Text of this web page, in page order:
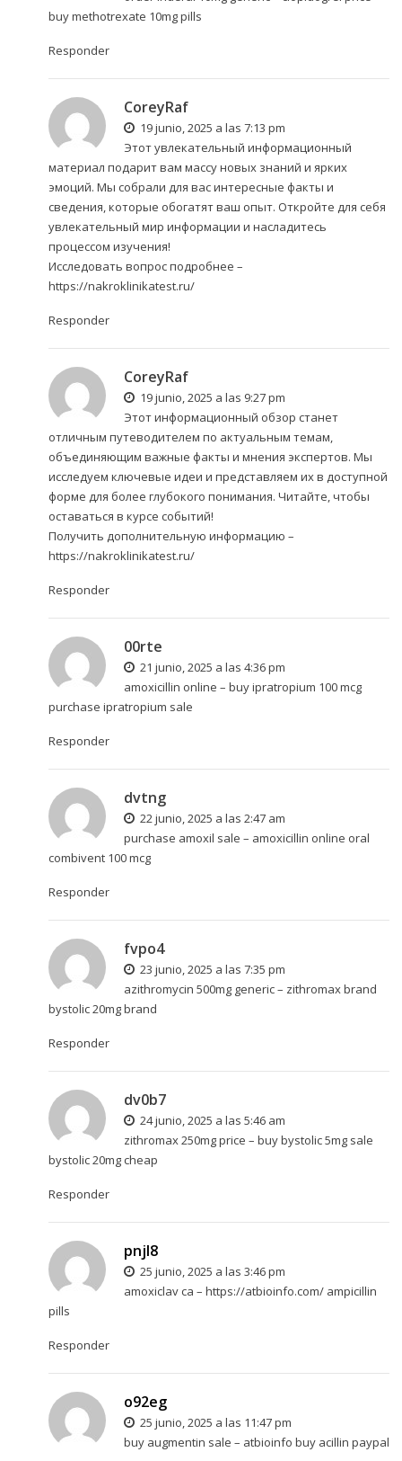
buy methotrexate 10mg pills
Responder
CoreyRaf
19 junio, 2025 a las 7:13 pm
Этот увлекательный информационный
материал подарит вам массу новых знаний и ярких
эмоций. Мы собрали для вас интересные факты и
сведения, которые обогатят ваш опыт. Откройте для себя
увлекательный мир информации и насладитесь
процессом изучения!
Исследовать вопрос подробнее –
https://nakroklinikatest.ru/
Responder
CoreyRaf
19 junio, 2025 a las 9:27 pm
Этот информационный обзор станет
отличным путеводителем по актуальным темам,
объединяющим важные факты и мнения экспертов. Мы
исследуем ключевые идеи и представляем их в доступной
форме для более глубокого понимания. Читайте, чтобы
оставаться в курсе событий!
Получить дополнительную информацию –
https://nakroklinikatest.ru/
Responder
00rte
21 junio, 2025 a las 4:36 pm
amoxicillin online – buy ipratropium 100 mcg
purchase ipratropium sale
Responder
dvtng
22 junio, 2025 a las 2:47 am
purchase amoxil sale – amoxicillin online oral
combivent 100 mcg
Responder
fvpo4
23 junio, 2025 a las 7:35 pm
azithromycin 500mg generic – zithromax brand
bystolic 20mg brand
Responder
dv0b7
24 junio, 2025 a las 5:46 am
zithromax 250mg price – buy bystolic 5mg sale
bystolic 20mg cheap
Responder
pnjl8
25 junio, 2025 a las 3:46 pm
amoxiclav ca – https://atbioinfo.com/ampicillin
pills
Responder
o92eg
25 junio, 2025 a las 11:47 pm
buy augmentin sale – atbioinfo buy acillin paypal